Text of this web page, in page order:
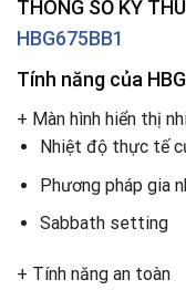
THÔNG SỐ KỸ
HBG675BB1
Tính năng của
+ Màn hình hiển thị
Nhiệt độ thực tế
Phương pháp gia
Sabbath setting
+ Tính năng an toàn